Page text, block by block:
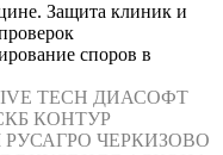
Защита клиник и
споров в
TECH ДИАСОФТ
КОНТУР
РУСАГРО ЧЕРКИЗОВО